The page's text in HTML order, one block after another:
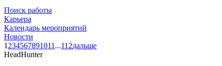
Поиск работы
Карьера
Календарь мероприятий
Новости
1 234567891011 ...112дальше
HeadHunter